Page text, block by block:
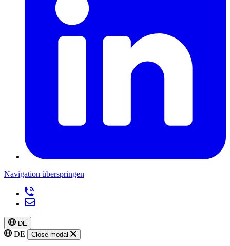
Navigation überspringen
DE
DE Close modal